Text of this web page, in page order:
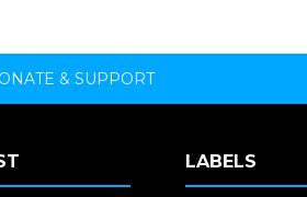
& SUPPORT
LABELS